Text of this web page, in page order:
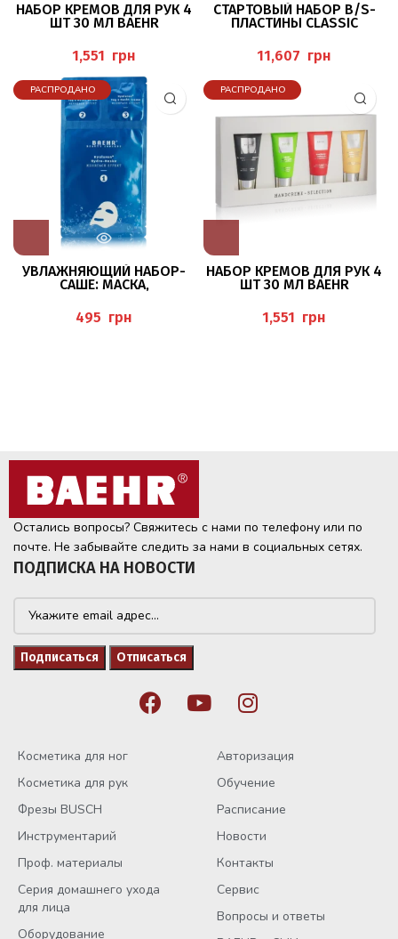
НАБОР КРЕМОВ ДЛЯ РУК 4
ШТ 30 МЛ BAEHR
грн
СТАРТОВЫЙ НАБОР B/S-
ПЛАСТИНЫ CLASSIC
грн
РАСПРОДАНО
УВЛАЖНЯЮЩИЙ НАБОР-
САШЕ: МАСКА,
СЫВОРОТКА И КРЕМ BAEHR
грн
РАСПРОДАНО
НАБОР КРЕМОВ ДЛЯ РУК 4
ШТ 30 МЛ BAEHR
грн
Остались вопросы? Свяжитесь с нами по телефону или по
почте. Не забывайте следить за нами в социальных сетях.
ПОДПИСКА НА НОВОСТИ
Косметика для ног
Косметика для рук
Фрезы BUSCH
Инструментарий
Проф. материалы
Серия домашнего ухода
для лица
Оборудование
Авторизация
Обучение
Расписание
Новости
Контакты
Сервис
Вопросы и ответы